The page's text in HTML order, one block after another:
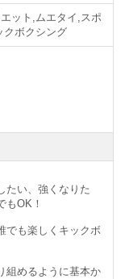
ット,ムエタイ,スポ
クボクシング
たい、強くなりた
もOK！
でも楽しくキックボ
組めるように基本か